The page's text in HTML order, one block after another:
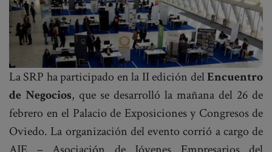
La SRP ha participado en la II edición delEncuentro
de Negocios, que se desarrolló la mañana del 26 de
febrero en el Palacio de Exposiciones y Congresos de
Oviedo. La organización del evento corrió a cargo de